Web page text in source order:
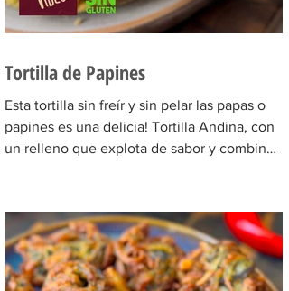
Tortilla de Papines
Esta tortilla sin freír y sin pelar las papas o
papines es una delicia! Tortilla Andina, con
un relleno que explota de sabor y combina
salteada 200 gr, diente de ajo picado 1 u,
huevos 6, perejil picado 2 cda, sal c/n,
pimienta c/n y queso feta desmenuzado o
queso mantecoso 100 gr. PREPARACION